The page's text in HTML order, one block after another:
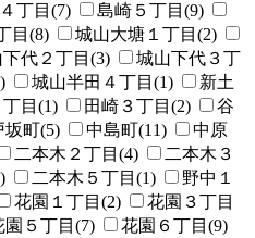
丁目(7)
島崎５丁目(9)
目(8)
城山大塘１丁目(2)
代２丁目(3)
城山下代３丁
城山半田４丁目(1)
新土
目(1) 田崎３丁目(2)
谷
坂町(5) 中島町(11)
中原
二本木２丁目(4)
二本木３
二本木５丁目(1)
野中１
花園１丁目(2)
花園３丁目
園５丁目(7)
花園６丁目(9)